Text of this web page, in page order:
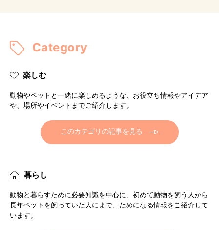
Category
楽しむ
動物やペットと一緒に楽しめるような、お役立ち情報やアイデア
や、場所やイベントまでご紹介します。
このカテゴリの記事を見る
暮らし
動物と暮らすために必要知識を中心に、初めて動物を飼う人から
長年ペットを飼っていた人にまで、ためになる情報をご紹介して
います。